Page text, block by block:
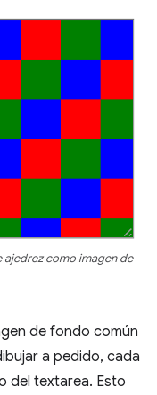
como imagen de
de fondo común
a pedido, cada
del textarea. Esto